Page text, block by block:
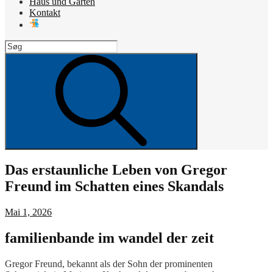
Kontakt
Search
for:
Das erstaunliche Leben von Gregor
Freund im Schatten eines Skandals
Posted
Mai 1, 2026
familienbande im wandel der zeit
Gregor Freund, bekannt als der Sohn der prominenten